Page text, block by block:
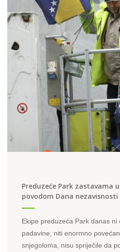
Preduzeće Park zastavama
povodom Dana nezavisnosti
Ekipe preduzeća Park danas ni
padavine, niti enormno
snjegoloma, nisu spriječile da